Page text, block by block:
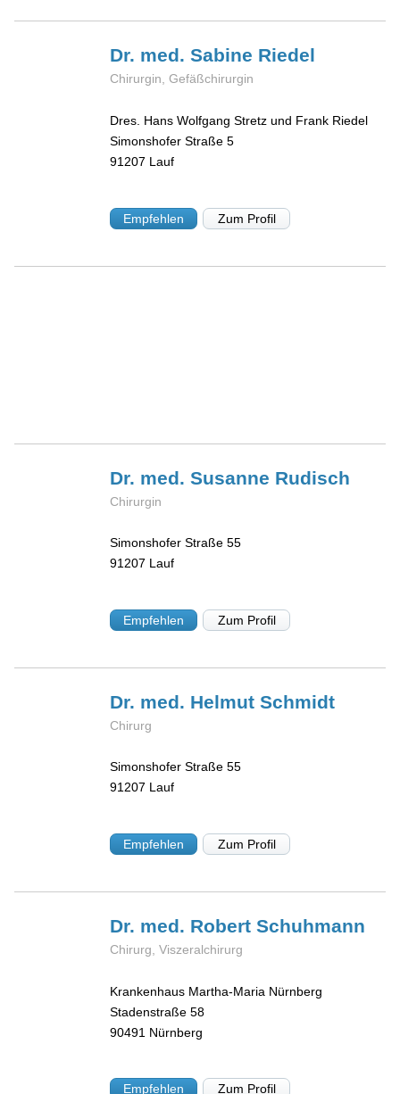
Dr. med. Sabine Riedel
Chirurgin, Gefäßchirurgin
Dres. Hans Wolfgang Stretz und Frank Riedel
Simonshofer Straße 5
91207 Lauf
Empfehlen Zum Profil
Dr. med. Susanne Rudisch
Chirurgin
Simonshofer Straße 55
91207 Lauf
Empfehlen Zum Profil
Dr. med. HelmutSchmidt
Chirurg
Simonshofer Straße 55
91207 Lauf
Empfehlen Zum Profil
Dr. med. RobertSchuhmann
Chirurg, Viszeralchirurg
Krankenhaus Martha-Maria Nürnberg
Stadenstraße 58
90491 Nürnberg
Empfehlen Zum Profil